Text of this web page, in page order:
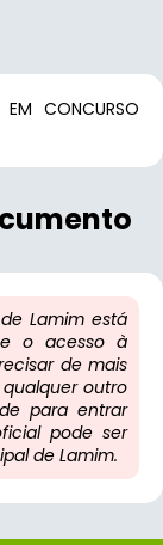
CONCURSO
Lamim está
o acesso à
de mais
outro
para entrar
pode ser
de Lamim.